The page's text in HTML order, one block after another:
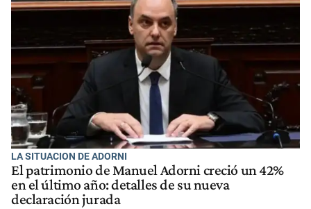
LA SITUACION DE ADORNI
El patrimonio de Manuel Adorni creció un 42%
en el último año: detalles de su nueva
declaración jurada